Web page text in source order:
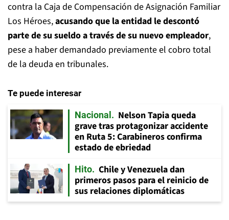
contra la Caja de Compensación de Asignación Familiar
Los Héroes,acusando que la entidad le descontó
parte de su sueldo a través de su nuevo empleador,
pese a haber demandado previamente el cobro total
de la deuda en tribunales.
Te puede interesar
Nacional
Nelson Tapia queda
grave tras protagonizar accidente
en Ruta 5: Carabineros confirma
estado de ebriedad
Hito
Chile y Venezuela dan
primeros pasos para el reinicio de
sus relaciones diplomáticas